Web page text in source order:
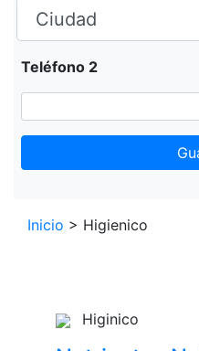
Teléfono 2
+
Inicio > Higienico
Higinico